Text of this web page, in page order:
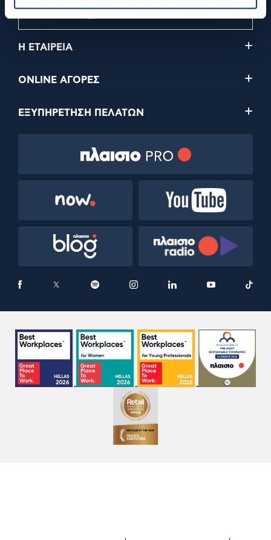
210 2895000
Η ΕΤΑΙΡΕΙΑ
ONLINE ΑΓΟΡΕΣ
ΕΞΥΠΗΡΕΤΗΣΗ ΠΕΛΑΤΩΝ